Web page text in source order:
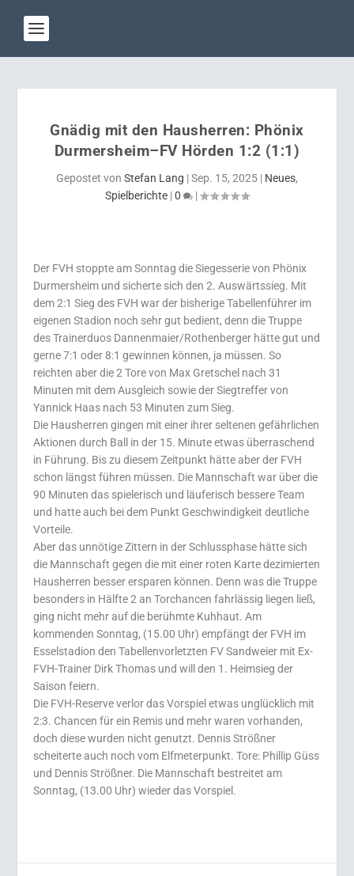
Gnädig mit den Hausherren: Phönix
Durmersheim–FV Hörden 1:2 (1:1)
Gepostet von Stefan Lang |Sep. 15, 2025 | Neues,
Spielberichte |0 |
Der FVH stoppte am Sonntag die Siegesserie von Phönix
Durmersheim und sicherte sich den 2. Auswärtssieg. Mit
dem 2:1 Sieg des FVH war der bisherige Tabellenführer im
eigenen Stadion noch sehr gut bedient, denn die Truppe
des Trainerduos Dannenmaier/Rothenberger hätte gut und
gerne 7:1 oder 8:1 gewinnen können, ja müssen. So
reichten aber die 2 Tore von Max Gretschel nach 31
Minuten mit dem Ausgleich sowie der Siegtreffer von
Yannick Haas nach 53 Minuten zum Sieg.
Die Hausherren gingen mit einer ihrer seltenen gefährlichen
Aktionen durch Ball in der 15. Minute etwas überraschend
in Führung. Bis zu diesem Zeitpunkt hätte aber der FVH
schon längst führen müssen. Die Mannschaft war über die
90 Minuten das spielerisch und läuferisch bessere Team
und hatte auch bei dem Punkt Geschwindigkeit deutliche
Vorteile.
Aber das unnötige Zittern in der Schlussphase hätte sich
die Mannschaft gegen die mit einer roten Karte dezimierten
Hausherren besser ersparen können. Denn was die Truppe
besonders in Hälfte 2 an Torchancen fahrlässig liegen ließ,
ging nicht mehr auf die berühmte Kuhhaut. Am
kommenden Sonntag, (15.00 Uhr) empfängt der FVH im
Esselstadion den Tabellenvorletzten FV Sandweier mit Ex-
FVH-Trainer Dirk Thomas und will den 1. Heimsieg der
Saison feiern.
Die FVH-Reserve verlor das Vorspiel etwas unglücklich mit
2:3. Chancen für ein Remis und mehr waren vorhanden,
doch diese wurden nicht genutzt. Dennis Strößner
scheiterte auch noch vom Elfmeterpunkt. Tore: Phillip Güss
und Dennis Strößner. Die Mannschaft bestreitet am
Sonntag, (13.00 Uhr) wieder das Vorspiel.